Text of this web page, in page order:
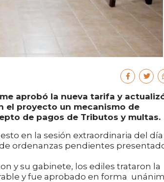
aprobó la nueva tarifa y
el proyecto un mecanismo de
de pagos de Tributos y multas.
en la sesión extraordinaria del día
ordenanzas pendientes
y su gabinete, los ediles trataron la
y fue aprobado en forma